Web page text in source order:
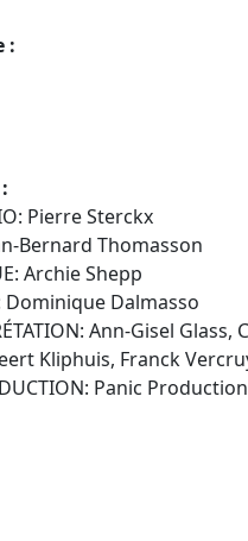
:
Pierre Sterckx
Bernard Thomasson
Archie Shepp
Dominique Dalmasso
Ann-Gisel
Kliphuis, Franck
Panic